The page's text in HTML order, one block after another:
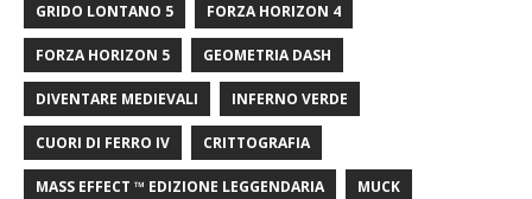
GRIDO LONTANO 5 FORZA HORIZON 4
FORZA HORIZON 5 GEOMETRIA DASH
DIVENTARE MEDIEVALI INFERNO VERDE
CUORI DI FERRO IV CRITTOGRAFIA
MASS EFFECT ™ EDIZIONE LEGGENDARIA MUCK